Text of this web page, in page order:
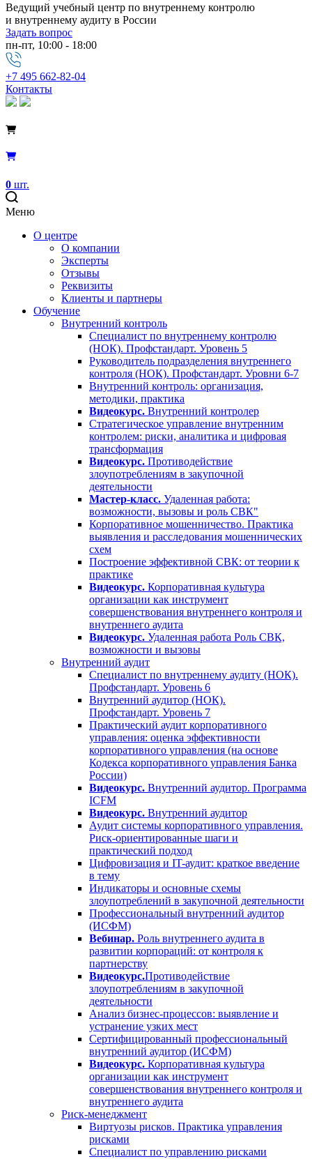
Ведущий учебный центр по внутреннему контролю
и внутреннему аудиту в России
Задать вопрос
пн-пт, 10:00 - 18:00
+7 495 662-82-04
Контакты
0 шт.
Меню
О центре
О компании
Эксперты
Отзывы
Реквизиты
Клиенты и партнеры
Обучение
Внутренний контроль
Специалист по внутреннему контролю
(НОК). Профстандарт. Уровень 5
Руководитель подразделения внутреннего
контроля (НОК). Профстандарт. Уровни 6-7
Внутренний контроль: организация,
методики, практика
Видеокурс. Внутренний контролер
Стратегическое управление внутренним
контролем: риски, аналитика и цифровая
трансформация
Видеокурс. Противодействие
злоупотреблениям в закупочной
деятельности
Мастер-класс. Удаленная работа:
возможности, вызовы и роль СВК"
Корпоративное мошенничество. Практика
выявления и расследования мошеннических
схем
Построение эффективной СВК: от теории к
практике
Видеокурс. Корпоративная культура
организации как инструмент
совершенствования внутреннего контроля и
внутреннего аудита
Видеокурс. Удаленная работа Роль СВК,
возможности и вызовы
Внутренний аудит
Специалист по внутреннему аудиту (НОК).
Профстандарт. Уровень 6
Внутренний аудитор (НОК).
Профстандарт. Уровень 7
Практический аудит корпоративного
управления: оценка эффективности
корпоративного управления (на основе
Кодекса корпоративного управления Банка
России)
Видеокурс. Внутренний аудитор. Программа
ICFM
Видеокурс. Внутренний аудитор
Аудит системы корпоративного управления.
Риск-ориентированные шаги и
практический подход
Цифровизация и IT-аудит: краткое введение
в тему
Индикаторы и основные схемы
злоупотреблений в закупочной деятельности
Профессиональный внутренний аудитор
(ИСФМ)
Вебинар. Роль внутреннего аудита в
развитии корпораций: от контроля к
партнерству
Видеокурс.Противодействие
злоупотреблениям в закупочной
деятельности
Анализ бизнес-процессов: выявление и
устранение узких мест
Сертифицированный профессиональный
внутренний аудитор (ИСФМ)
Видеокурс. Корпоративная культура
организации как инструмент
совершенствования внутреннего контроля и
внутреннего аудита
Риск-менеджмент
Виртуозы рисков. Практика управления
рисками
Специалист по управлению рисками